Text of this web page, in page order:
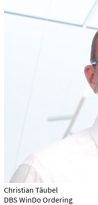
Christian Täubel
DBS WinDo Ordering